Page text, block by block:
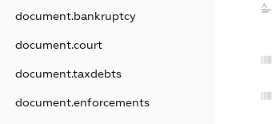
document.bankruptcy
document.court
document.taxdebts
document.enforcements